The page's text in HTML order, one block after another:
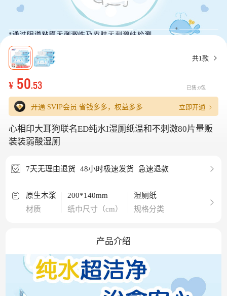
共1款
¥ 50.53 已售:0包
开通 SVIP会员 省钱多多，权益多多 立即开通
心相印大耳狗联名ED纯水I湿厕纸温和不刺激80片量贩
装装弱酸湿厕
7天无理由退货 48小时极速发货 急速退款
原生木浆
材质
200*140mm
纸巾尺寸（cm）
湿厕纸
规格分类
产品介绍